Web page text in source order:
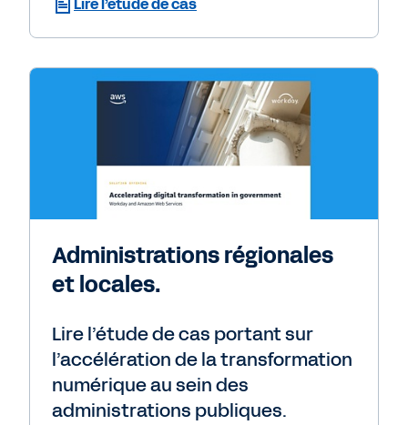
Administrations régionales
et locales.
Lire l’étude de cas portant sur
l’accélération de la transformation
numérique au sein des
administrations publiques.